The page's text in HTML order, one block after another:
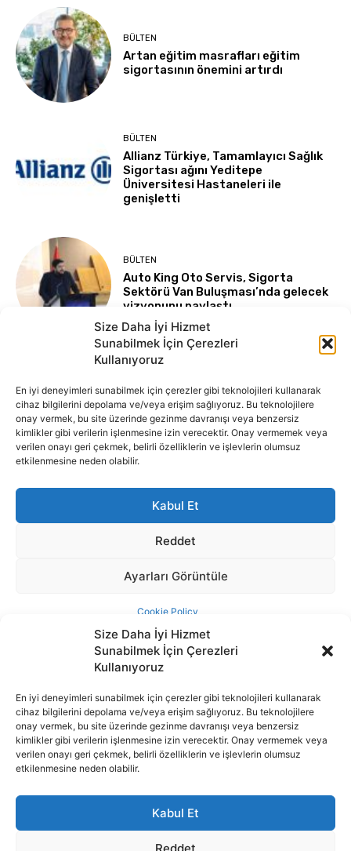
Size Daha İyi Hizmet
Sunabilmek İçin Çerezleri
Kullanıyoruz
En iyi deneyimleri sunabilmek için çerezler gibi teknolojileri kullanarak
cihaz bilgilerini depolama ve/veya erişim sağlıyoruz. Bu teknolojilere
onay vermek, bu site üzerinde gezinme davranışı veya benzersiz
kimlikler gibi verilerin işlenmesine izin verecektir. Onay vermemek veya
verilen onayı geri çekmek, belirli özelliklerin ve işlevlerin olumsuz
etkilenmesine neden olabilir.
Kabul Et
Reddet
İnternet portalımızda yer alan tüm haber metini, resim ve benzeri
içeriğin hakları Sigortamedya Yayıncılık A.Ş.'ye aittir. Hiçbir şekilde
basılı ya da elektronik bir ortamda, kaynak gösterilse bile izin
alınmadan kullanılamaz.